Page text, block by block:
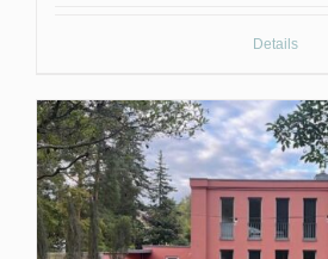
Details